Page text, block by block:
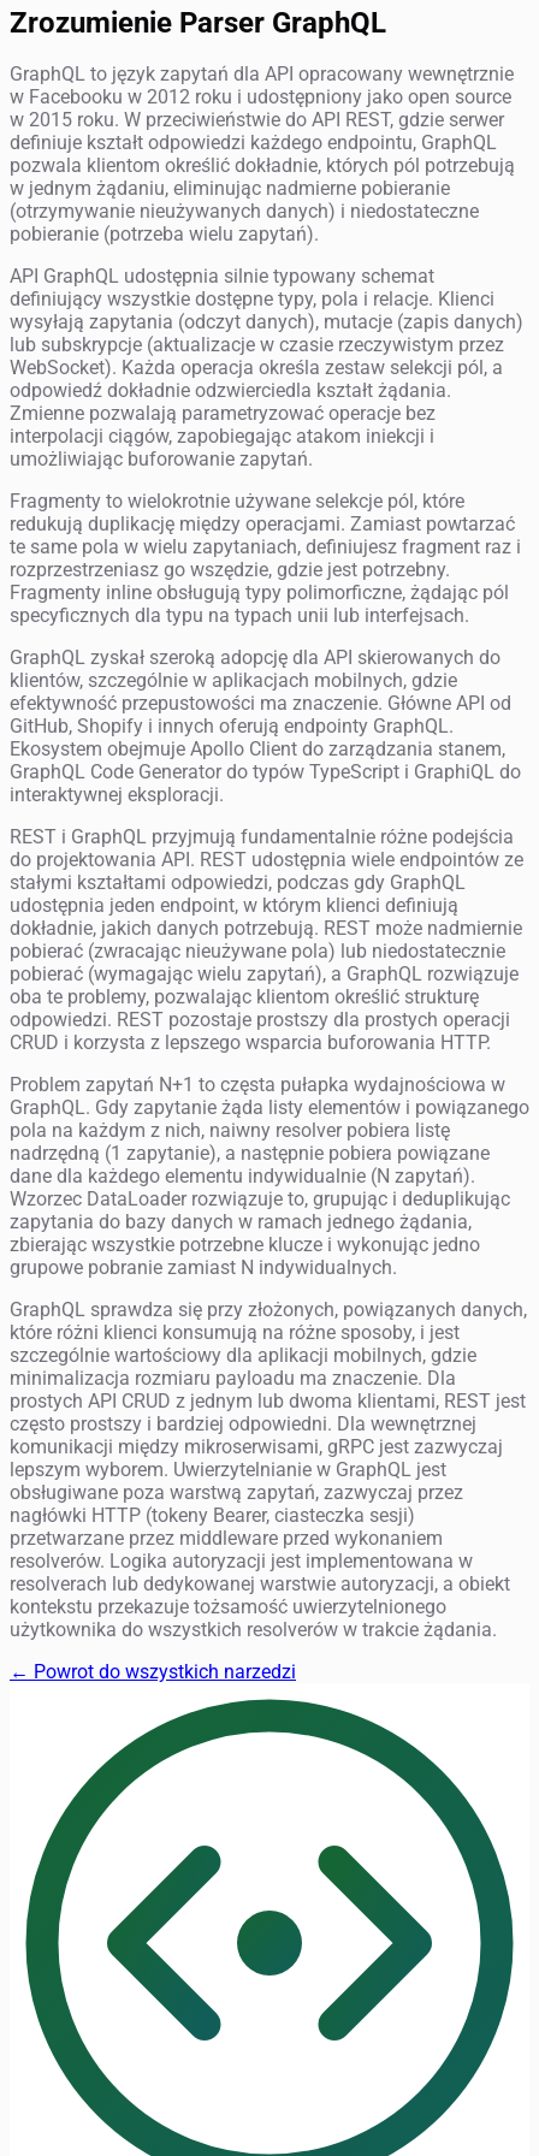
Zrozumienie Parser GraphQL
GraphQL to język zapytań dla API opracowany wewnętrznie
w Facebooku w 2012 roku i udostępniony jako open source
w 2015 roku. W przeciwieństwie do API REST, gdzie serwer
definiuje kształt odpowiedzi każdego endpointu, GraphQL
pozwala klientom określić dokładnie, których pól potrzebują
w jednym żądaniu, eliminując nadmierne pobieranie
(otrzymywanie nieużywanych danych) i niedostateczne
pobieranie (potrzeba wielu zapytań).
API GraphQL udostępnia silnie typowany schemat
definiujący wszystkie dostępne typy, pola i relacje. Klienci
wysyłają zapytania (odczyt danych), mutacje (zapis danych)
lub subskrypcje (aktualizacje w czasie rzeczywistym przez
WebSocket). Każda operacja określa zestaw selekcji pól, a
odpowiedź dokładnie odzwierciedla kształt żądania.
Zmienne pozwalają parametryzować operacje bez
interpolacji ciągów, zapobiegając atakom iniekcji i
umożliwiając buforowanie zapytań.
Fragmenty to wielokrotnie używane selekcje pól, które
redukują duplikację między operacjami. Zamiast powtarzać
te same pola w wielu zapytaniach, definiujesz fragment raz i
rozprzestrzeniasz go wszędzie, gdzie jest potrzebny.
Fragmenty inline obsługują typy polimorficzne, żądając pól
specyficznych dla typu na typach unii lub interfejsach.
GraphQL zyskał szeroką adopcję dla API skierowanych do
klientów, szczególnie w aplikacjach mobilnych, gdzie
efektywność przepustowości ma znaczenie. Główne API od
GitHub, Shopify i innych oferują endpointy GraphQL.
Ekosystem obejmuje Apollo Client do zarządzania stanem,
GraphQL Code Generator do typów TypeScript i GraphiQL do
interaktywnej eksploracji.
REST i GraphQL przyjmują fundamentalnie różne podejścia
do projektowania API. REST udostępnia wiele endpointów ze
stałymi kształtami odpowiedzi, podczas gdy GraphQL
udostępnia jeden endpoint, w którym klienci definiują
dokładnie, jakich danych potrzebują. REST może nadmiernie
pobierać (zwracając nieużywane pola) lub niedostatecznie
pobierać (wymagając wielu zapytań), a GraphQL rozwiązuje
oba te problemy, pozwalając klientom określić strukturę
odpowiedzi. REST pozostaje prostszy dla prostych operacji
CRUD i korzysta z lepszego wsparcia buforowania HTTP.
Problem zapytań N+1 to częsta pułapka wydajnościowa w
GraphQL. Gdy zapytanie żąda listy elementów i powiązanego
pola na każdym z nich, naiwny resolver pobiera listę
nadrzędną (1 zapytanie), a następnie pobiera powiązane
dane dla każdego elementu indywidualnie (N zapytań).
Wzorzec DataLoader rozwiązuje to, grupując i deduplikując
zapytania do bazy danych w ramach jednego żądania,
zbierając wszystkie potrzebne klucze i wykonując jedno
grupowe pobranie zamiast N indywidualnych.
GraphQL sprawdza się przy złożonych, powiązanych danych,
które różni klienci konsumują na różne sposoby, i jest
szczególnie wartościowy dla aplikacji mobilnych, gdzie
minimalizacja rozmiaru payloadu ma znaczenie. Dla
prostych API CRUD z jednym lub dwoma klientami, REST jest
często prostszy i bardziej odpowiedni. Dla wewnętrznej
komunikacji między mikroserwisami, gRPC jest zazwyczaj
lepszym wyborem. Uwierzytelnianie w GraphQL jest
obsługiwane poza warstwą zapytań, zazwyczaj przez
nagłówki HTTP (tokeny Bearer, ciasteczka sesji)
przetwarzane przez middleware przed wykonaniem
resolverów. Logika autoryzacji jest implementowana w
resolverach lub dedykowanej warstwie autoryzacji, a obiekt
kontekstu przekazuje tożsamość uwierzytelnionego
użytkownika do wszystkich resolverów w trakcie żądania.
← Powrot do wszystkich narzedzi